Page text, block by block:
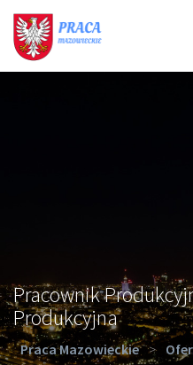
Pracownik
Produkcyjna
Praca Mazowieckie >